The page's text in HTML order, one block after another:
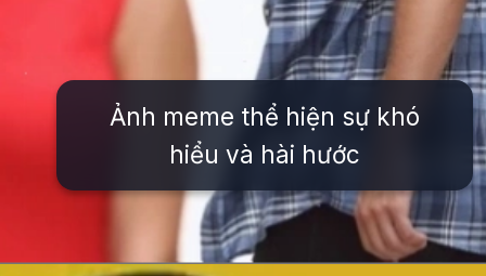
Ảnh meme thể hiện sự khó
hiểu và hài hước